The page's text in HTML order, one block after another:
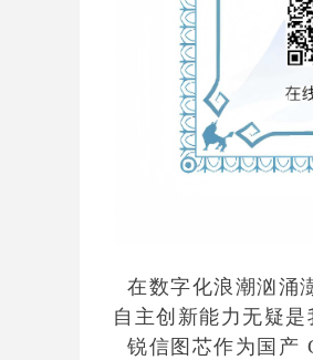
在数字化浪潮汹涌
自主创新能力无疑
锐信图芯作为国产